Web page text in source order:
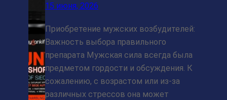
15 июня, 2026
Приобретение мужских возбудителей:
Важность выбора правильного
препарата Мужская сила всегда была
предметом гордости и обсуждения. К
сожалению, с возрастом или из-за
различных стрессов она может